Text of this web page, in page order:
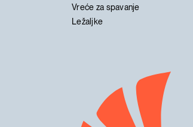
Vreće za spavanje
Ležaljke